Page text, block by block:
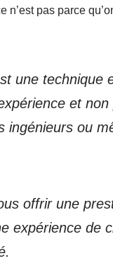
n’est pas parce
une technique
et non
ingénieurs ou
offrir une
expérience de